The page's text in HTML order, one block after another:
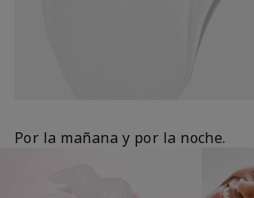
Por la mañana y por la noche.